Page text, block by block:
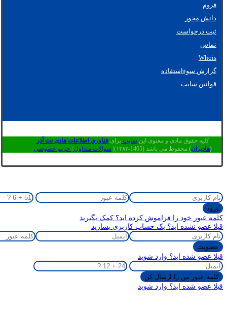
فروم
دانش محور
ثبت درخواست
تماس
Whois
گزارش سوءاستفاده
قوانین سایت
کلیه حقوق مادی و معنوی این سایت برای فناوري اطلاعات هادی نت آذر
(هادیران) محفوظ می باشد (1405-۱۳۸۳)| سوالات متداول | حریم خصوصی
کلمه عبور خود را فراموش کرده اید؟ کمک بگیرید
قبلا عضو نشده اید؟ یک حساب کاربری بسازید
قبلا عضو شده اید؟ وارد شوید
قبلا عضو شده اید؟ وارد شوید